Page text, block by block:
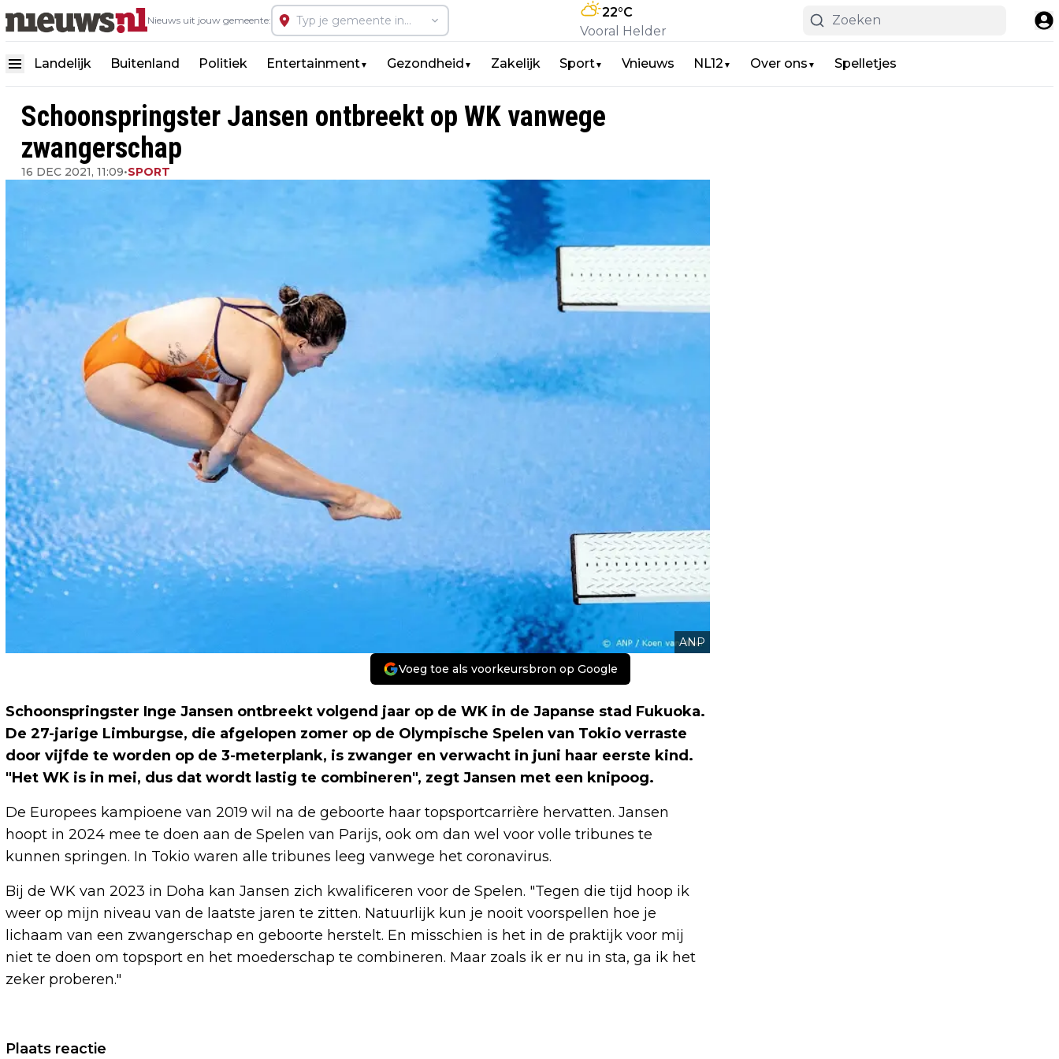
Nieuws uit jouw gemeente:
22°C
Vooral Helder
Landelijk Buitenland Politiek Entertainment▼ Gezondheid ▼ Zakelijk Sport▼ Vnieuws NL12 ▼ Over ons ▼ Spelletjes
Schoonspringster Jansen ontbreekt op WK vanwege
zwangerschap
16 DEC 2021, 11:09•SPORT
ANP
Voeg toe als voorkeursbron op Google
Schoonspringster Inge Jansen ontbreekt volgend jaar op de WK in de Japanse stad Fukuoka.
De 27-jarige Limburgse, die afgelopen zomer op de Olympische Spelen van Tokio verraste
door vijfde te worden op de 3-meterplank, is zwanger en verwacht in juni haar eerste kind.
"Het WK is in mei, dus dat wordt lastig te combineren", zegt Jansen met een knipoog.
De Europees kampioene van 2019 wil na de geboorte haar topsportcarrière hervatten. Jansen
hoopt in 2024 mee te doen aan de Spelen van Parijs, ook om dan wel voor volle tribunes te
kunnen springen. In Tokio waren alle tribunes leeg vanwege het coronavirus.
Bij de WK van 2023 in Doha kan Jansen zich kwalificeren voor de Spelen. "Tegen die tijd hoop ik
weer op mijn niveau van de laatste jaren te zitten. Natuurlijk kun je nooit voorspellen hoe je
lichaam van een zwangerschap en geboorte herstelt. En misschien is het in de praktijk voor mij
niet te doen om topsport en het moederschap te combineren. Maar zoals ik er nu in sta, ga ik het
zeker proberen."
Vorig artikel
Plaats reactie